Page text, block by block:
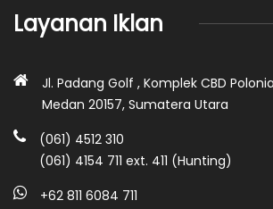
Layanan Iklan
Jl. Padang Golf , Komplek CBD
Medan 20157, Sumatera Utara
(061) 4512 310
(061) 4154 711 ext. 411 (Hunting)
+62 811 6084 711